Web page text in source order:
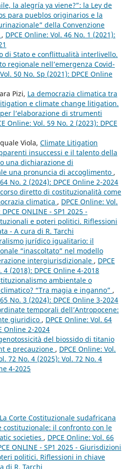
la alegría ya viene?”: la Ley de
para pueblos originarios e la
della Convenzione
, DPCE Online: Vol. 46 No. 1 (2021):
di Stato e conflittualità interlivello.
regionale nell’emergenza Covid-
50 No. Sp (2021): DPCE Online
Pizi, La democrazia climatica tra
e climate change litigation.
l’elaborazione di strumenti
Online: Vol. 59 No. 2 (2023): DPCE
Viola, Climate Litigation
insuccessi e il talento della
una dichiarazione di
una pronuncia di accoglimento ,
No. 2 (2024): DPCE Online 2-2024
diretto di costituzionalità come
climatica , DPCE Online: Vol.
ONLINE - SP1 2025 -
e poteri politici. Riflessioni
- A cura di R. Tarchi
jurídico igualitario: il
“inascoltato” nel modello
intergiurisdizionale , DPCE
(2018): DPCE Online 4-2018
ambientale o
“Tra magia e inganno” ,
No. 3 (2024): DPCE Online 3-2024
temporali dell’Antropocene:
giuridico , DPCE Online: Vol. 64
Online 2-2024
del biossido di titanio
e precauzione , DPCE Online: Vol.
72 No. 4 (2025): Vol. 72 No. 4
4-2025
La Corte Costituzionale sudafricana
costituzionale: il confronto con le
societies , DPCE Online: Vol. 66
ONLINE - SP1 2025 - Giurisdizioni
politici. Riflessioni in chiave
di R. Tarchi